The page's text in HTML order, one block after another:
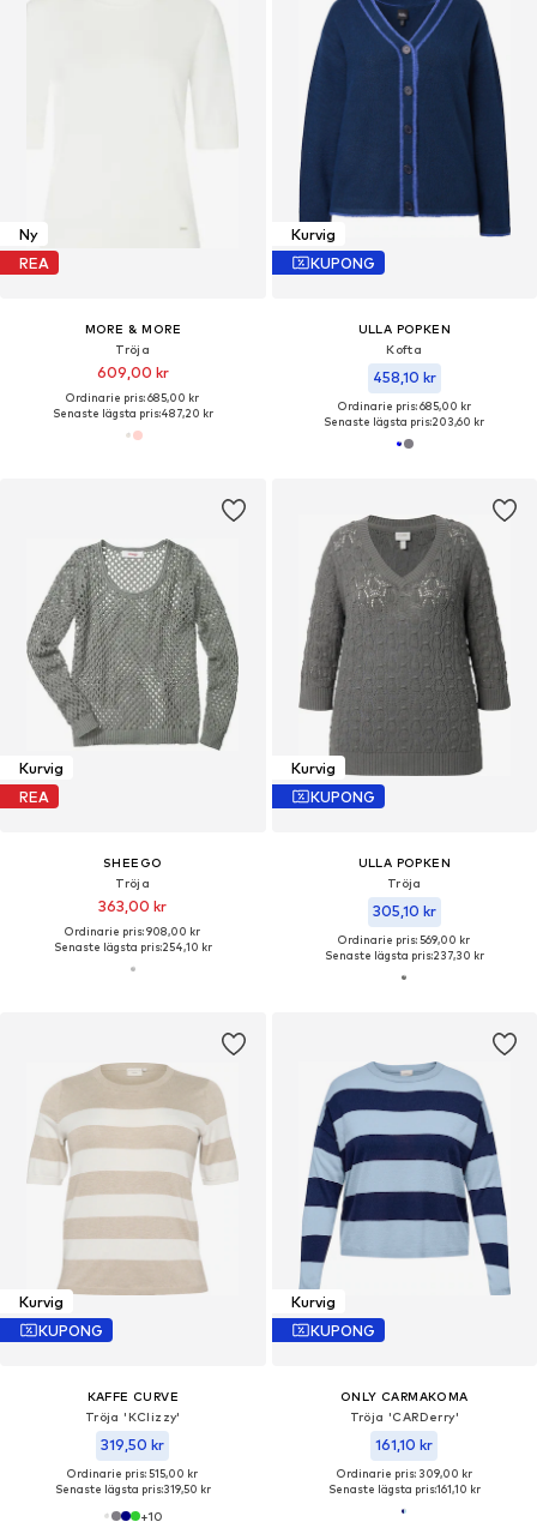
Ny
REA
MORE & MORE
Tröja
609,00 kr
Ordinarie pris: 685,00 kr
Senaste lägsta pris:487,20 kr
Kurvig
KUPONG
ULLA POPKEN
Kofta
458,10 kr
Ordinarie pris: 685,00 kr
Senaste lägsta pris:203,60 kr
Kurvig
REA
SHEEGO
Tröja
363,00 kr
Ordinarie pris: 908,00 kr
Senaste lägsta pris:254,10 kr
Kurvig
KUPONG
ULLA POPKEN
Tröja
305,10 kr
Ordinarie pris: 569,00 kr
Senaste lägsta pris:237,30 kr
Kurvig
KUPONG
KAFFE CURVE
Tröja 'KClizzy'
319,50 kr
Ordinarie pris: 515,00 kr
Senaste lägsta pris:319,50 kr
+10
Kurvig
KUPONG
ONLY CARMAKOMA
Tröja 'CARDerry'
161,10 kr
Ordinarie pris: 309,00 kr
Senaste lägsta pris:161,10 kr